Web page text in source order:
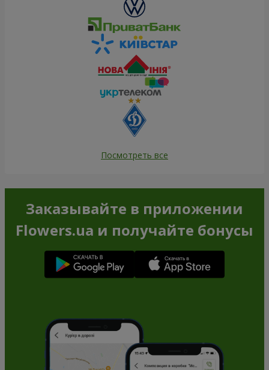
Посмотреть все
Заказывайте в приложении
Flowers.ua и получайте бонусы